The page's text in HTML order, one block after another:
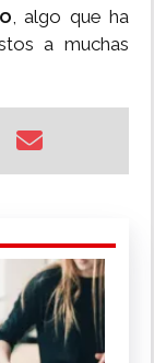
, algo que ha
a muchas